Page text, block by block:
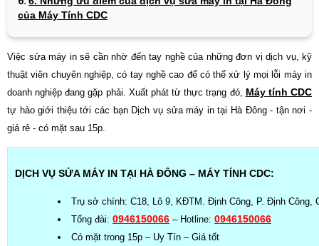
của Máy Tính CDC
Việc sửa máy in sẽ cần nhờ đến tay nghề của những đơn vị dịch vụ, kỹ
thuật viên chuyên nghiệp, có tay nghề cao để có thể xử lý mọi lỗi máy in
doanh nghiệp đang gặp phải. Xuất phát từ thực trạng đó, Máy tính CDC
tự hào giới thiệu tới các bạn Dịch vụ sửa máy in tại Hà Đông - tận nơi -
giá rẻ - có mặt sau 15p.
DỊCH VỤ SỬA MÁY IN TẠI HÀ ĐÔNG – MÁY TÍNH CDC:
Trụ sở chính: C18, Lô 9, KĐTM. Định Công, P. Định Công,
Tổng đài: 0946150066 – Hotline: 0946150066
Có mặt trong 15p – Uy Tín – Giá tốt